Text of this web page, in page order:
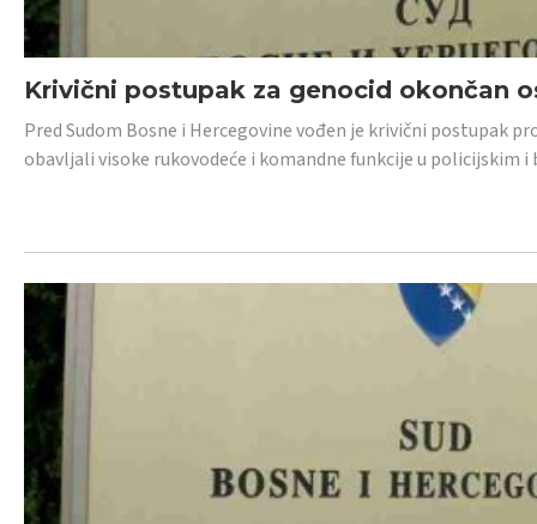
Krivični postupak za genocid okončan
Pred Sudom Bosne i Hercegovine vođen je krivični postupak
obavljali visoke rukovodeće i komandne funkcije u policijskim